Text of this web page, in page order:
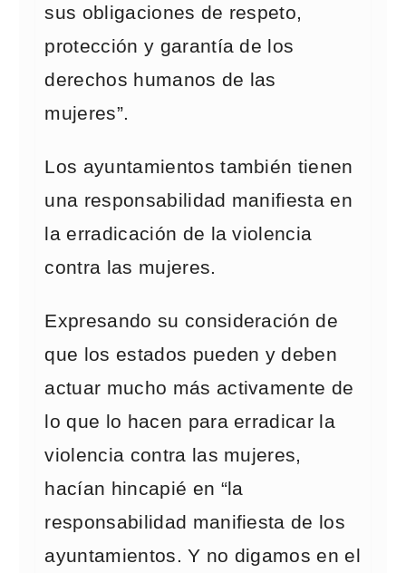
sus obligaciones de respeto,
protección y garantía de los
derechos humanos de las
mujeres”.
Los ayuntamientos también tienen
una responsabilidad manifiesta en
la erradicación de la violencia
contra las mujeres.
Expresando su consideración de
que los estados pueden y deben
actuar mucho más activamente de
lo que lo hacen para erradicar la
violencia contra las mujeres,
hacían hincapié en “la
responsabilidad manifiesta de los
ayuntamientos. Y no digamos en el